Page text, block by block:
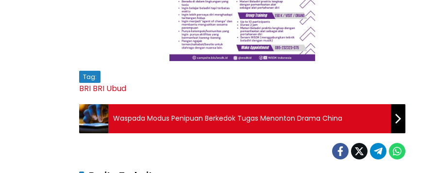
Tag:
BRI BRI Ubud
Waspada Modus Penipuan Berkedok Tugas Menonton Drama China